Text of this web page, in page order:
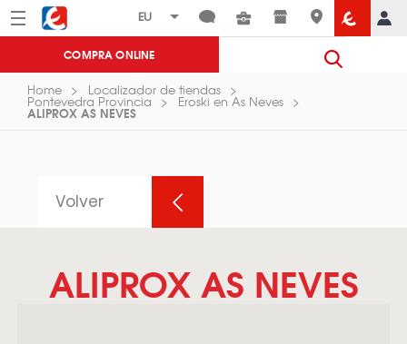
Menú Eroski
COMPRA ONLINE
Home Localizador de tiendas
Pontevedra Provincia Eroski en As Neves
ALIPROX AS NEVES
Volver
ALIPROX AS NEVES